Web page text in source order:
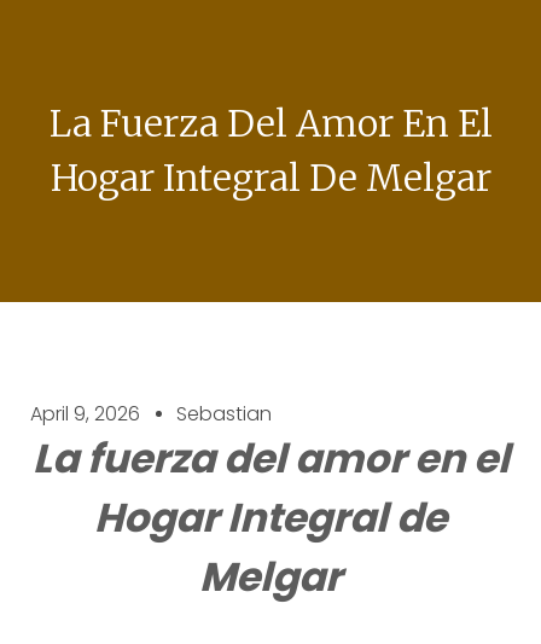
La Fuerza Del Amor En El
Hogar Integral De Melgar
April 9, 2026 Sebastian
La fuerza del amor en el
Hogar Integral de
Melgar